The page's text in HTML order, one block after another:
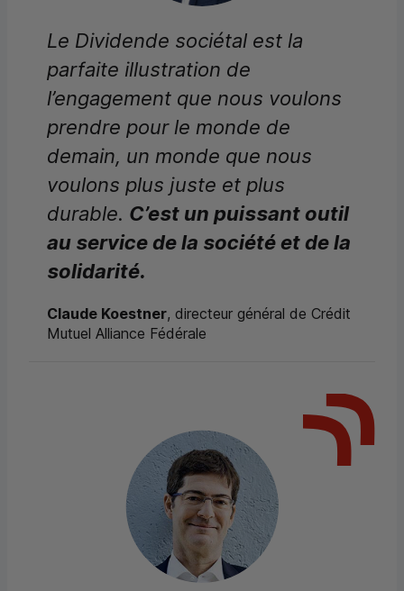
Le Dividende sociétal est la
parfaite illustration de
l’engagement que nous voulons
prendre pour le monde de
demain, un monde que nous
voulons plus juste et plus
durable. C’est un puissant outil
au service de la société et de la
solidarité.
Claude Koestner, directeur général de Crédit
Mutuel Alliance Fédérale